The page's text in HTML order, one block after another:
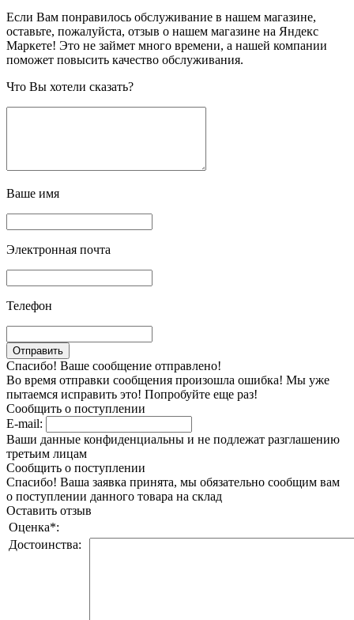
Если Вам понравилось обслуживание в нашем магазине,
оставьте, пожалуйста, отзыв о нашем магазине на Яндекс
Маркете! Это не займет много времени, а нашей компании
поможет повысить качество обслуживания.
Что Вы хотели сказать?
Ваше имя
Электронная почта
Телефон
Спасибо! Ваше сообщение отправлено!
Во время отправки сообщения произошла ошибка! Мы уже
пытаемся исправить это! Попробуйте еще раз!
Сообщить о поступлении
E-mail:
Ваши данные конфиденциальны и не подлежат разглашению
третьим лицам
Сообщить о поступлении
Спасибо! Ваша заявка принята, мы обязательно сообщим вам
о поступлении данного товара на склад
Оставить отзыв
Оценка*:
Достоинства: